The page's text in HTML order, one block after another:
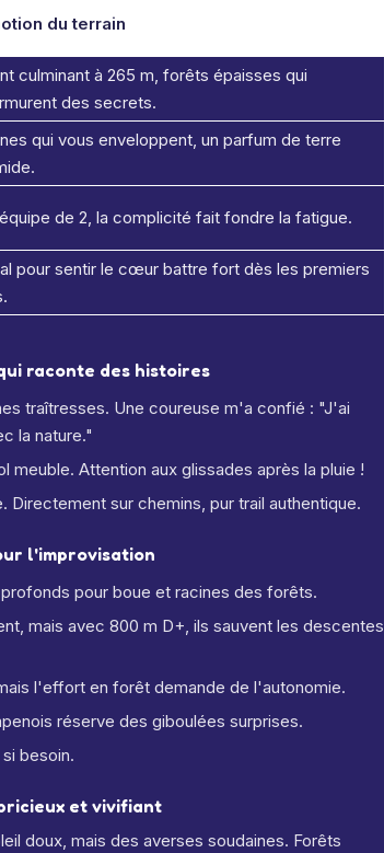
du terrain
culminant à 265 m, forêts épaisses qui
des secrets.
qui vous enveloppent, un parfum de terre
de 2, la complicité fait fondre la fatigue.
pour sentir le cœur battre fort dès les premiers
raconte des histoires
traîtresses. Une coureuse m'a confié : "J'ai
la nature."
meuble. Attention aux glissades après la pluie !
Directement sur chemins, pur trail authentique.
l'improvisation
pour boue et racines des forêts.
mais avec 800 m D+, ils sauvent les descentes
l'effort en forêt demande de l'autonomie.
réserve des giboulées surprises.
besoin.
et vivifiant
doux, mais des averses soudaines. Forêts